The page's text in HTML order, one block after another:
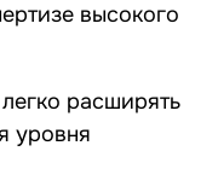
высокого
расширять
уровня